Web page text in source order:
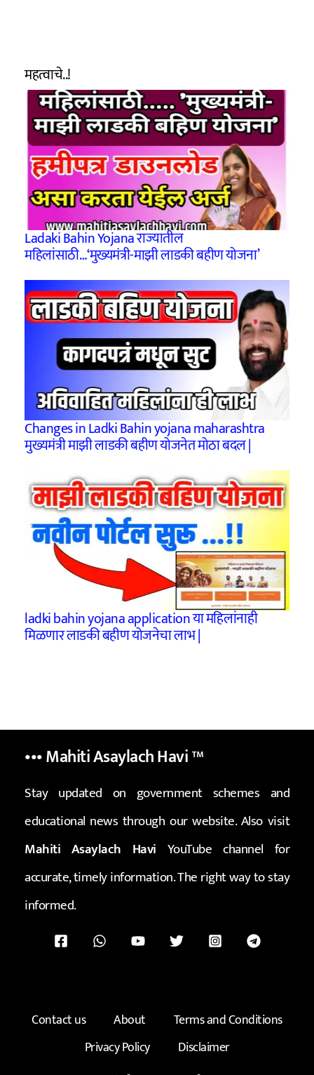
महत्वाचे..!
Ladaki Bahin Yojana राज्यातील
महिलांसाठी…‘मुख्‍यमंत्री-माझी लाडकी बहीण योजना’
Changes in Ladki Bahin yojana maharashtra
मुख्यमंत्री माझी लाडकी बहीण योजनेत मोठा बदल |
ladki bahin yojana application या महिलांनाही
मिळणार लाडकी बहीण योजनेचा लाभ |
••• Mahiti Asaylach Havi™
Stay updated on government schemes and
educational news through our website. Also visit
Mahiti Asaylach Havi YouTube channel for
accurate, timely information. The right way to stay
informed.
Contact us About
Terms and Conditions
Privacy Policy
Disclaimer